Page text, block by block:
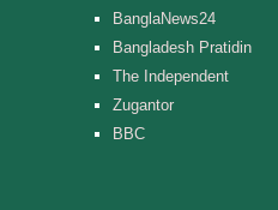
BanglaNews24
Bangladesh Pratidin
The Independent
Zugantor
BBC